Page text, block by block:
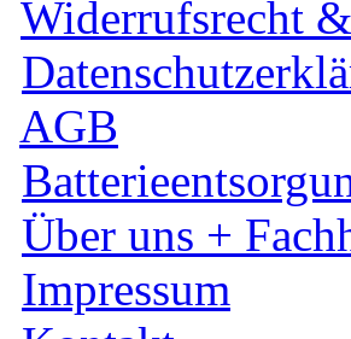
Widerrufsrecht
AGB
Über uns +
Impressum